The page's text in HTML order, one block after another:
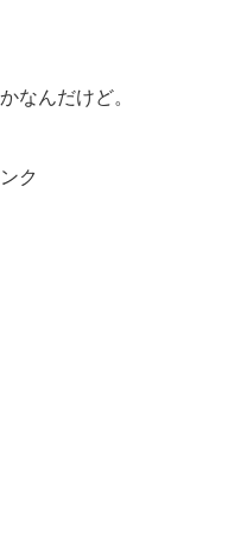
なんだけど。
ク